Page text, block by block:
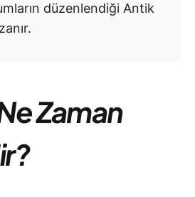
düzenlendiği Antik
Zaman